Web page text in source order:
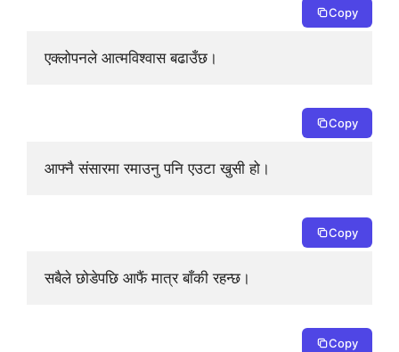
Copy
एक्लोपनले आत्मविश्वास बढाउँछ।
Copy
आफ्नै संसारमा रमाउनु पनि एउटा खुसी हो।
Copy
सबैले छोडेपछि आफैं मात्र बाँकी रहन्छ।
Copy